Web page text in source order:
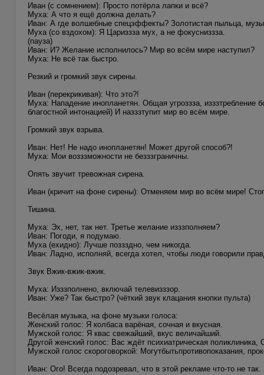
Иван (с сомнением): Просто потёрла лапки и всё?
Муха: А что я ещё должна делать?
Иван: А где волшебные спецэффекты? Золотистая пыльца,
Муха (со вздохом): Я Цариззза мух, а не фокусниззза.
(пауза)
Иван: И? Желание исполнилось? Мир во всём мире наступил?
Муха: Не всё так быстро.
Резкий и громкий звук сирены.
Иван (перекрикивая): Что это?!
Муха: Нападение инопланетян. Общая угроззза,
благостной интонацией) И назззтупит мир во всём мире.
Громкий звук взрыва.
Иван: Нет! Не надо инопланетян! Может другой способ?!
Муха: Мои возззможности не безззграничны.
Опять звучит тревожная сирена.
Иван (кричит на фоне сирены): Отменяем мир во всём мире!
Тишина.
Муха: Эх, нет, так нет. Третье желание изззполняем?
Иван: Погоди, я подумаю.
Муха (ехидно): Лучше поззздно, чем никогда.
Иван: Ладно, исполняй, всегда хотел, чтобы люди говорили
Звук Вжик-вжик-вжик.
Муха: Изззполнено, включай телевизззор.
Иван: Уже? Так быстро? (чёткий звук клацания кнопки пульта)
Весёлая музыка, на фоне музыки голоса:
Женский голос: Я колбаса варёная, сочная и вкусная.
Мужской голос: Я квас свежайший, вкус величайший.
Другой женский голос: Вас ждёт психиатрическая поликлиника,
Мужской голос скороговоркой: Могутбытьпротивопоказания,
Иван: Ого! Всегда подозревал, что в этой рекламе что-то не так.